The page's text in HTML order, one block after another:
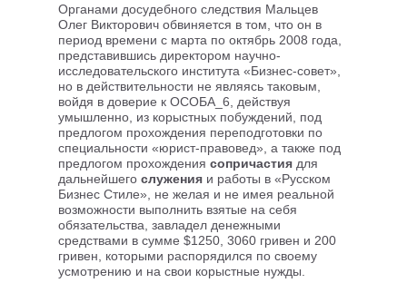
Органами досудебного следствия Мальцев
Олег Викторович обвиняется в том, что он в
период времени с марта по октябрь 2008 года,
представившись директором научно-
исследовательского института «Бизнес-совет»,
но в действительности не являясь таковым,
войдя в доверие к ОСОБА_6, действуя
умышленно, из корыстных побуждений, под
предлогом прохождения переподготовки по
специальности «юрист-правовед», а также под
предлогом прохождениясопричастия для
дальнейшегослужения и работы в «Русском
Бизнес Стиле», не желая и не имея реальной
возможности выполнить взятые на себя
обязательства, завладел денежными
средствами в сумме $1250, 3060 гривен и 200
гривен, которыми распорядился по своему
усмотрению и на свои корыстные нужды.